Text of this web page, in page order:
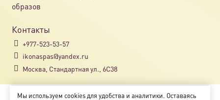
образов
Контакты
+977-523-53-57
ikonaspas@yandex.ru
Москва, Стандартная ул., 6С38
Мы используем cookies для удобства и аналитики. Оставаясь